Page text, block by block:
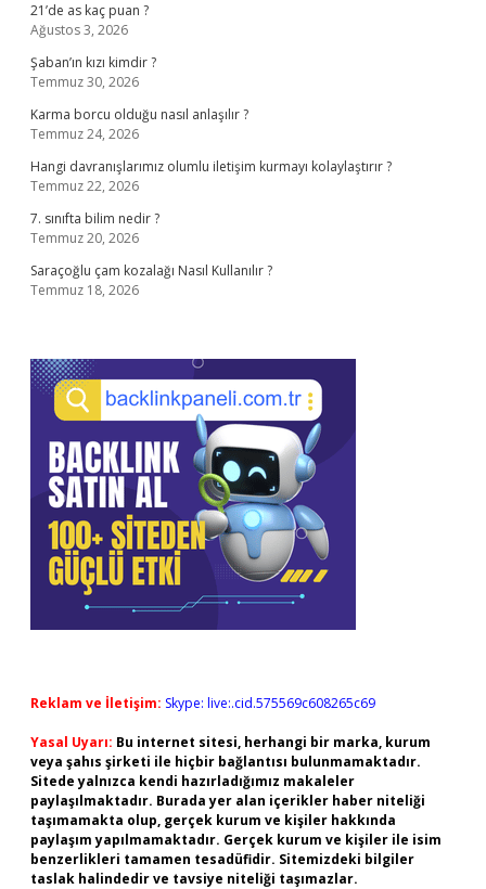
21’de as kaç puan ?
Ağustos 3, 2026
Şaban’ın kızı kimdir ?
Temmuz 30, 2026
Karma borcu olduğu nasıl anlaşılır ?
Temmuz 24, 2026
Hangi davranışlarımız olumlu iletişim kurmayı kolaylaştırır ?
Temmuz 22, 2026
7. sınıfta bilim nedir ?
Temmuz 20, 2026
Saraçoğlu çam kozalağı Nasıl Kullanılır ?
Temmuz 18, 2026
Reklam ve İletişim: Skype: live:.cid.575569c608265c69
Yasal Uyarı: Bu internet sitesi, herhangi bir marka, kurum
veya şahıs şirketi ile hiçbir bağlantısı bulunmamaktadır.
Sitede yalnızca kendi hazırladığımız makaleler
paylaşılmaktadır. Burada yer alan içerikler haber niteliği
taşımamakta olup, gerçek kurum ve kişiler hakkında
paylaşım yapılmamaktadır. Gerçek kurum ve kişiler ile isim
benzerlikleri tamamen tesadüfidir. Sitemizdeki bilgiler
taslak halindedir ve tavsiye niteliği taşımazlar.